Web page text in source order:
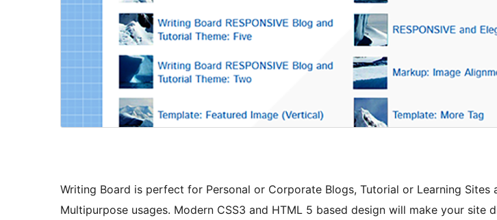
Writing Board is perfect for Personal or Corporate Blogs, Tutorial or Learning Sites
Multipurpose usages. Modern CSS3 and HTML 5 based design will make your site